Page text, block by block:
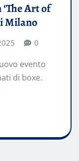
Art of
Milano
0
evento
di boxe.